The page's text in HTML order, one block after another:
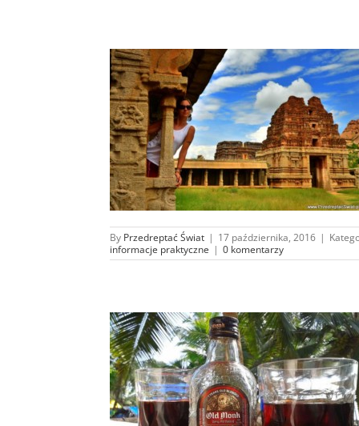
By Przedreptać Świat | 17 października, 2016 |
informacje praktyczne | 0 komentarzy